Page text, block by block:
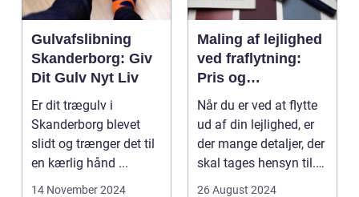
Gulvafslibning
Skanderborg: Giv
Dit Gulv Nyt Liv
Er dit trægulv i
Skanderborg blevet
slidt og trænger det til
en kærlig hånd ...
14 November 2024
Maling af lejlighed
ved fraflytning:
Pris og
overvejelser
Når du er ved at flytte
ud af din lejlighed, er
der mange detaljer, der
skal tages hensyn til.
26 August 2024